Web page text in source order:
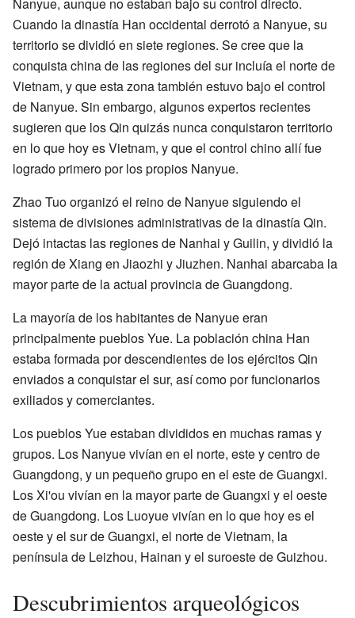
Cuando la dinastía Han occidental derrotó a Nanyue, su
territorio se dividió en siete regiones. Se cree que la
conquista china de las regiones del sur incluía el norte de
Vietnam, y que esta zona también estuvo bajo el control
de Nanyue. Sin embargo, algunos expertos recientes
sugieren que los Qin quizás nunca conquistaron territorio
en lo que hoy es Vietnam, y que el control chino allí fue
logrado primero por los propios Nanyue.
Zhao Tuo organizó el reino de Nanyue siguiendo el
sistema de divisiones administrativas de la dinastía Qin.
Dejó intactas las regiones de Nanhai y Guilin, y dividió la
región de Xiang en Jiaozhi y Jiuzhen. Nanhai abarcaba la
mayor parte de la actual provincia de Guangdong.
La mayoría de los habitantes de Nanyue eran
principalmente pueblos Yue. La población china Han
estaba formada por descendientes de los ejércitos Qin
enviados a conquistar el sur, así como por funcionarios
exiliados y comerciantes.
Los pueblos Yue estaban divididos en muchas ramas y
grupos. Los Nanyue vivían en el norte, este y centro de
Guangdong, y un pequeño grupo en el este de Guangxi.
Los Xi'ou vivían en la mayor parte de Guangxi y el oeste
de Guangdong. Los Luoyue vivían en lo que hoy es el
oeste y el sur de Guangxi, el norte de Vietnam, la
península de Leizhou, Hainan y el suroeste de Guizhou.
Descubrimientos arqueológicos